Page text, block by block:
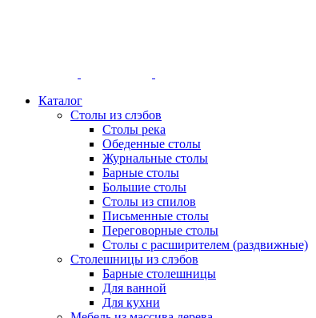
Каталог
Столы из слэбов
Столы река
Обеденные столы
Журнальные столы
Барные столы
Большие столы
Столы из спилов
Письменные столы
Переговорные столы
Столы с расширителем (раздвижные)
Столешницы из слэбов
Барные столешницы
Для ванной
Для кухни